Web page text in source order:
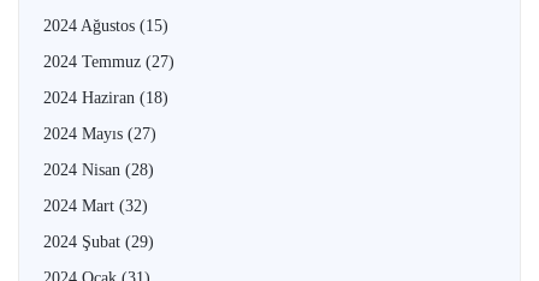
2024 Ağustos (15)
2024 Temmuz (27)
2024 Haziran (18)
2024 Mayıs (27)
2024 Nisan (28)
2024 Mart (32)
2024 Şubat (29)